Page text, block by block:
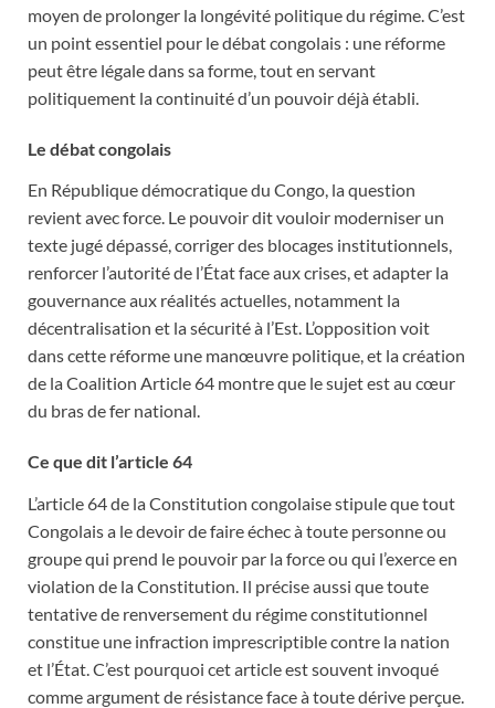
moyen de prolonger la longévité politique du régime. C’est
un point essentiel pour le débat congolais : une réforme
peut être légale dans sa forme, tout en servant
politiquement la continuité d’un pouvoir déjà établi.
Le débat congolais
En République démocratique du Congo, la question
revient avec force. Le pouvoir dit vouloir moderniser un
texte jugé dépassé, corriger des blocages institutionnels,
renforcer l’autorité de l’État face aux crises, et adapter la
gouvernance aux réalités actuelles, notamment la
décentralisation et la sécurité à l’Est. L’opposition voit
dans cette réforme une manœuvre politique, et la création
de la Coalition Article 64 montre que le sujet est au cœur
du bras de fer national.
Ce que dit l’article 64
L’article 64 de la Constitution congolaise stipule que tout
Congolais a le devoir de faire échec à toute personne ou
groupe qui prend le pouvoir par la force ou qui l’exerce en
violation de la Constitution. Il précise aussi que toute
tentative de renversement du régime constitutionnel
constitue une infraction imprescriptible contre la nation
et l’État. C’est pourquoi cet article est souvent invoqué
comme argument de résistance face à toute dérive perçue.